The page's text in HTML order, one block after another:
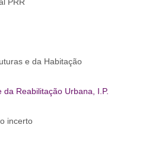
e da Habitação
Reabilitação Urbana, I.P.
incerto